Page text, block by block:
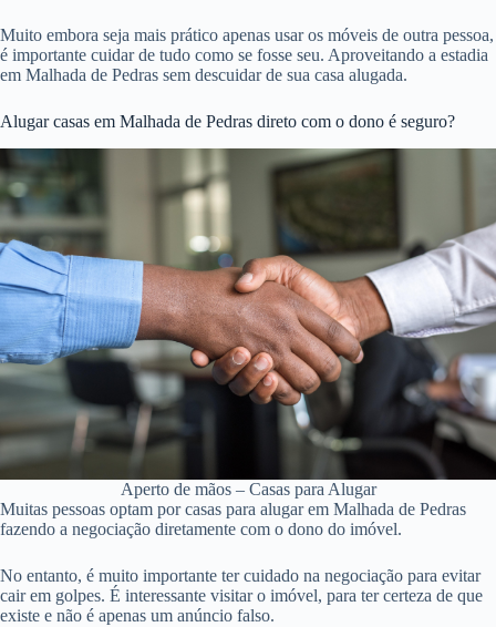
Muito embora seja mais prático apenas usar os móveis de outra pessoa,
é importante cuidar de tudo como se fosse seu. Aproveitando a estadia
em Malhada de Pedras sem descuidar de sua casa alugada.
Alugar casas em Malhada de Pedras direto com o dono é seguro?
Aperto de mãos – Casas para Alugar
Muitas pessoas optam por casas para alugar em Malhada de Pedras
fazendo a negociação diretamente com o dono do imóvel.
No entanto, é muito importante ter cuidado na negociação para evitar
cair em golpes. É interessante visitar o imóvel, para ter certeza de que
existe e não é apenas um anúncio falso.